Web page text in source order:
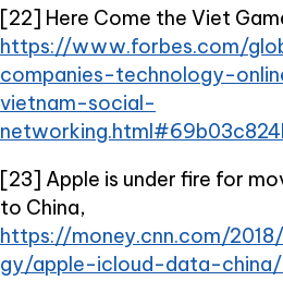
[22] Here Come the Viet
https://www.forbes.com/
companies-technology-
vietnam-social-
[23] Apple is under fire for
to China,
https://money.cnn.com/
gy/apple-icloud-data-china/